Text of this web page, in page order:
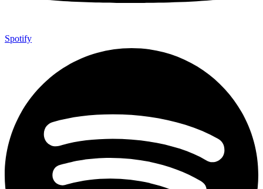
Spotify